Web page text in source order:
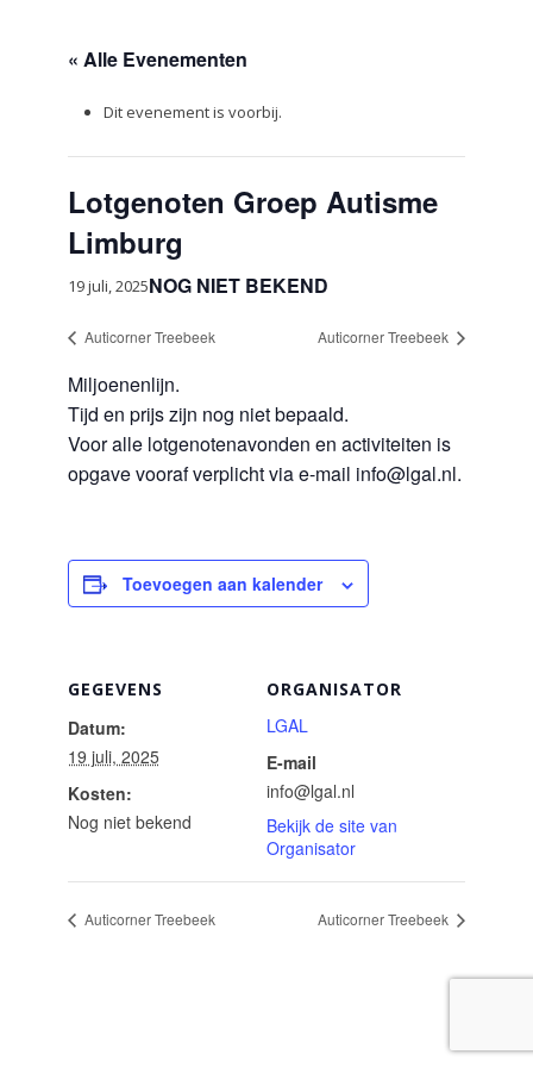
« Alle Evenementen
Dit evenement is voorbij.
Lotgenoten Groep Autisme
Limburg
19 juli, 2025NOG NIET BEKEND
Auticorner Treebeek Auticorner Treebeek
Miljoenenlijn.
Tijd en prijs zijn nog niet bepaald.
Voor alle lotgenotenavonden en activiteiten is
opgave vooraf verplicht via e-mail info@lgal.nl.
Toevoegen aan kalender
GEGEVENS
Datum:
19 juli, 2025
Kosten:
Nog niet bekend
ORGANISATOR
LGAL
E-mail
info@lgal.nl
Bekijk de site van
Organisator
Auticorner Treebeek Auticorner Treebeek